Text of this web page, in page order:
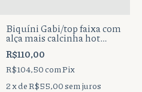
Biquíni Gabi/top faixa com
alça mais calcinha hot
pente fio dental.
R$110,00
R$104,50 comPix
2 x deR$55,00sem juros